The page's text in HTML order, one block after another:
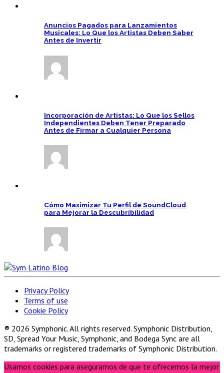
Anuncios Pagados para Lanzamientos
Musicales: Lo Que los Artistas Deben Saber
Antes de Invertir
Incorporación de Artistas: Lo Que los Sellos
Independientes Deben Tener Preparado
Antes de Firmar a Cualquier Persona
Cómo Maximizar Tu Perfil de SoundCloud
para Mejorar la Descubribilidad
Privacy Policy
Terms of use
Cookie Policy
® 2026 Symphonic. All rights reserved. Symphonic Distribution,
SD, Spread Your Music, Symphonic, and Bodega Sync are all
trademarks or registered trademarks of Symphonic Distribution.
Usamos cookies para asegurarnos de que te ofrecemos la mejor